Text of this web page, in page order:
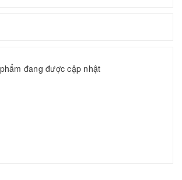
đang được cập nhật